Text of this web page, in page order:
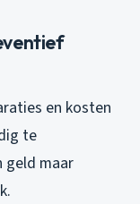
en kosten
te
geld maar